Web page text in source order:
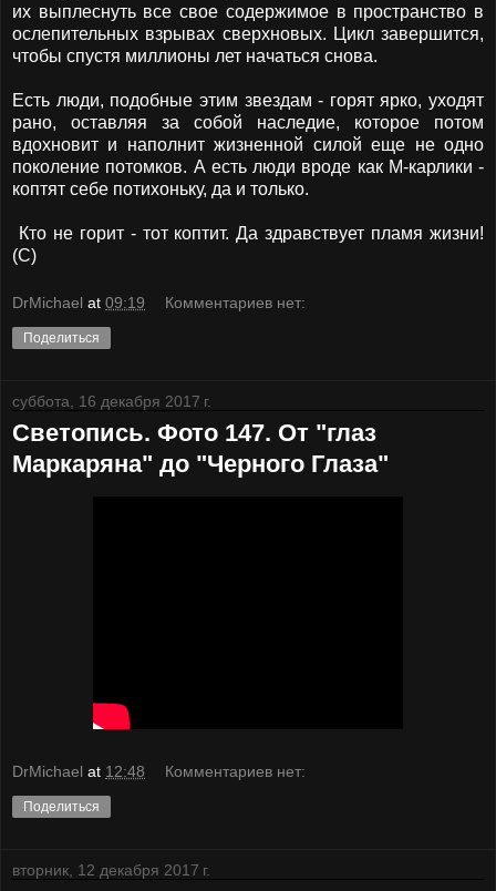
их выплеснуть все свое содержимое в пространство в
ослепительных взрывах сверхновых. Цикл завершится,
чтобы спустя миллионы лет начаться снова.
Есть люди, подобные этим звездам - горят ярко, уходят
рано, оставляя за собой наследие, которое потом
вдохновит и наполнит жизненной силой еще не одно
поколение потомков. А есть люди вроде как М-карлики -
коптят себе потихоньку, да и только.
Кто не горит - тот коптит. Да здравствует пламя жизни!
(С)
DrMichael at 09:19 Комментариев нет:
Поделиться
суббота, 16 декабря 2017 г.
Светопись. Фото 147. От "глаз
Маркаряна" до "Черного Глаза"
DrMichael at 12:48 Комментариев нет:
Поделиться
вторник, 12 декабря 2017 г.